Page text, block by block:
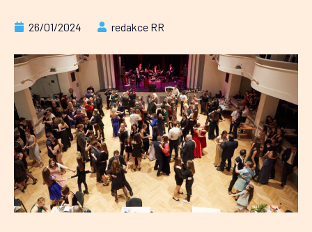
26/01/2024 redakce RR